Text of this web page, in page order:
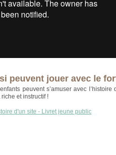
peuvent jouer avec le
peuvent s’amuser avec l’histoire
et instructif !
d'un site - Livret jeune public